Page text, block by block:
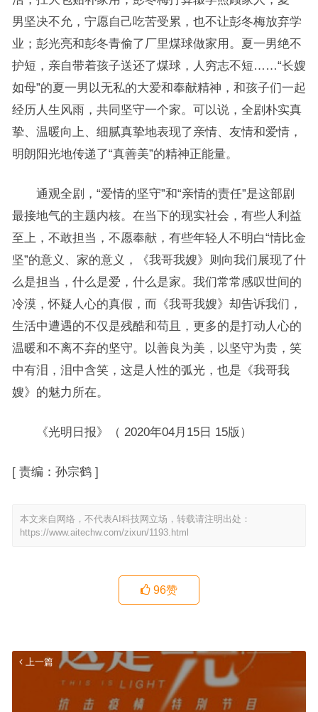
男坚决不允，宁愿自己吃苦受累，也不让彭冬梅放弃学
业；彭光亮和彭冬青偷了厂里煤球做家用。夏一男绝不
护短，亲自带着孩子送还了煤球，人穷志不短……“长嫂
如母”的夏一男以无私的大爱和奉献精神，和孩子们一起
经历人生风雨，共同坚守一个家。可以说，全剧朴实真
挚、温暖向上、细腻真挚地表现了亲情、友情和爱情，
明朗阳光地传递了“真善美”的精神正能量。
通观全剧，“爱情的坚守”和“亲情的责任”是这部剧
最接地气的主题内核。在当下的现实社会，有些人利益
至上，不敢担当，不愿奉献，有些年轻人不明白“情比金
坚”的意义、家的意义，《我哥我嫂》则向我们展现了什
么是担当，什么是爱，什么是家。我们常常感叹世间的
冷漠，怀疑人心的真假，而《我哥我嫂》却告诉我们，
生活中遭遇的不仅是残酷和苟且，更多的是打动人心的
温暖和不离不弃的坚守。以善良为美，以坚守为贵，笑
中有泪，泪中含笑，这是人性的弧光，也是《我哥我
嫂》的魅力所在。
《光明日报》（ 2020年04月15日 15版）
[ 责编：孙宗鹤]
本文来自网络，不代表AI科技网立场，转载请注明出处：
https://www.aitechw.com/zixun/1193.html
96赞
上一篇